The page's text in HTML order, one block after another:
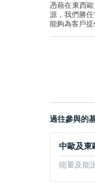
憑藉在東西
源，我們勝
能夠為客戶提
過往參與的
中歐及東
能量及能